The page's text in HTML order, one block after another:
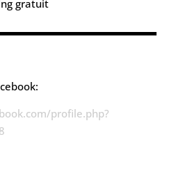
gratuit
profile.php?